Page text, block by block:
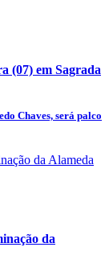
(07) em Sagrada
Chaves, será palco
da